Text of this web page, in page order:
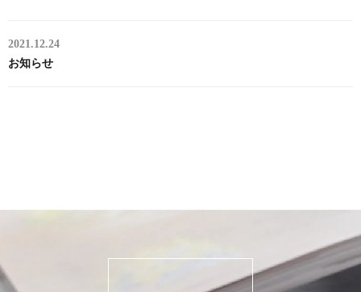
2021.12.24
お知らせ